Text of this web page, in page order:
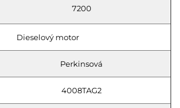
7200
Dieselový motor
Perkinsová
4008TAG2